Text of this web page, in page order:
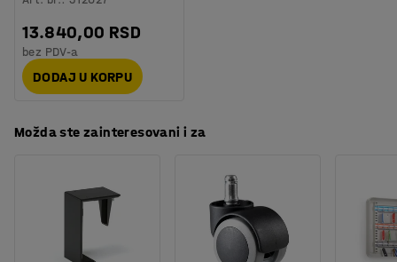
13.840,00 RSD
bez PDV-a
DODAJ U KORPU
Možda ste zainteresovani i za